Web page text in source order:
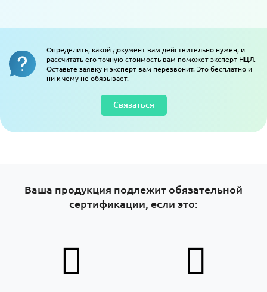
Определить, какой документ вам действительно нужен, и
рассчитать его точную стоимость вам поможет эксперт НЦЛ.
Оставьте заявку и эксперт вам перезвонит. Это бесплатно и
ни к чему не обязывает.
Связаться
Ваша продукция подлежит обязательной
сертификации, если это: